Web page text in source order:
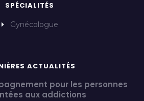
SPÉCIALITÉS
Gynécologue
ACTUALITÉS
pour les personnes
aux addictions